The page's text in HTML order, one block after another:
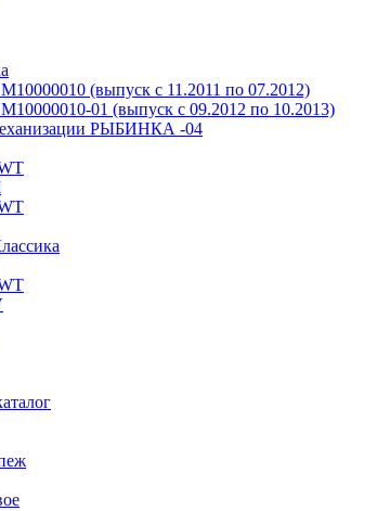
(выпуск с 11.2011 по 07.2012)
01 (выпуск с 09.2012 по 10.2013)
РЫБИНКА -04